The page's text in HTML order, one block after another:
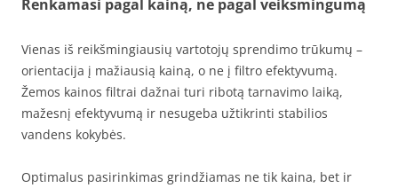
Renkamasi pagal kainą, ne pagal veiksmingumą
Vienas iš reikšmingiausių vartotojų sprendimo trūkumų –
orientacija į mažiausią kainą, o ne į filtro efektyvumą.
Žemos kainos filtrai dažnai turi ribotą tarnavimo laiką,
mažesnį efektyvumą ir nesugeba užtikrinti stabilios
vandens kokybės.
Optimalus pasirinkimas grindžiamas ne tik kaina, bet ir